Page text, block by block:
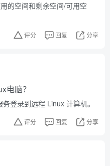
的空间和剩余空间/可用空
评分 回复 分享
电脑？
登录到远程 Linux 计算机。
评分 回复 分享